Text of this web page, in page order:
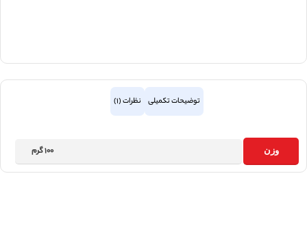
توضیحات تکمیلی نظرات (1)
وزن 100 گرم